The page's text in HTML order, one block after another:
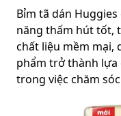
Bỉm tã dán
năng thấm hút tốt,
chất liệu mềm mại,
phẩm trở thành lựa
trong việc chăm